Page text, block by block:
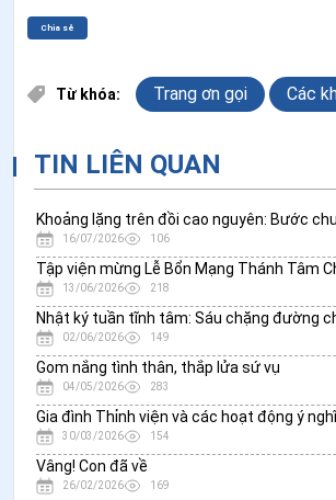
Chia sẻ
Từ khóa: Trang ơn gọi Các
TIN LIÊN QUAN
16/07/2026 106
Tập viện mừng Lễ Bổn Mạng Thánh Tâm
13/06/2026 218
02/06/2026 149
Gom nắng tình thân, thắp lửa sứ vụ
04/05/2026 283
30/03/2026 154
Vâng! Con đã về
26/02/2026 169